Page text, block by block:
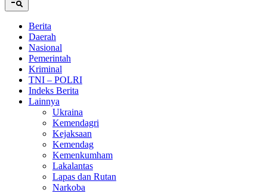
Berita
Daerah
Nasional
Pemerintah
Kriminal
TNI – POLRI
Indeks Berita
Lainnya
Ukraina
Kemendagri
Kejaksaan
Kemendag
Kemenkumham
Lakalantas
Lapas dan Rutan
Narkoba